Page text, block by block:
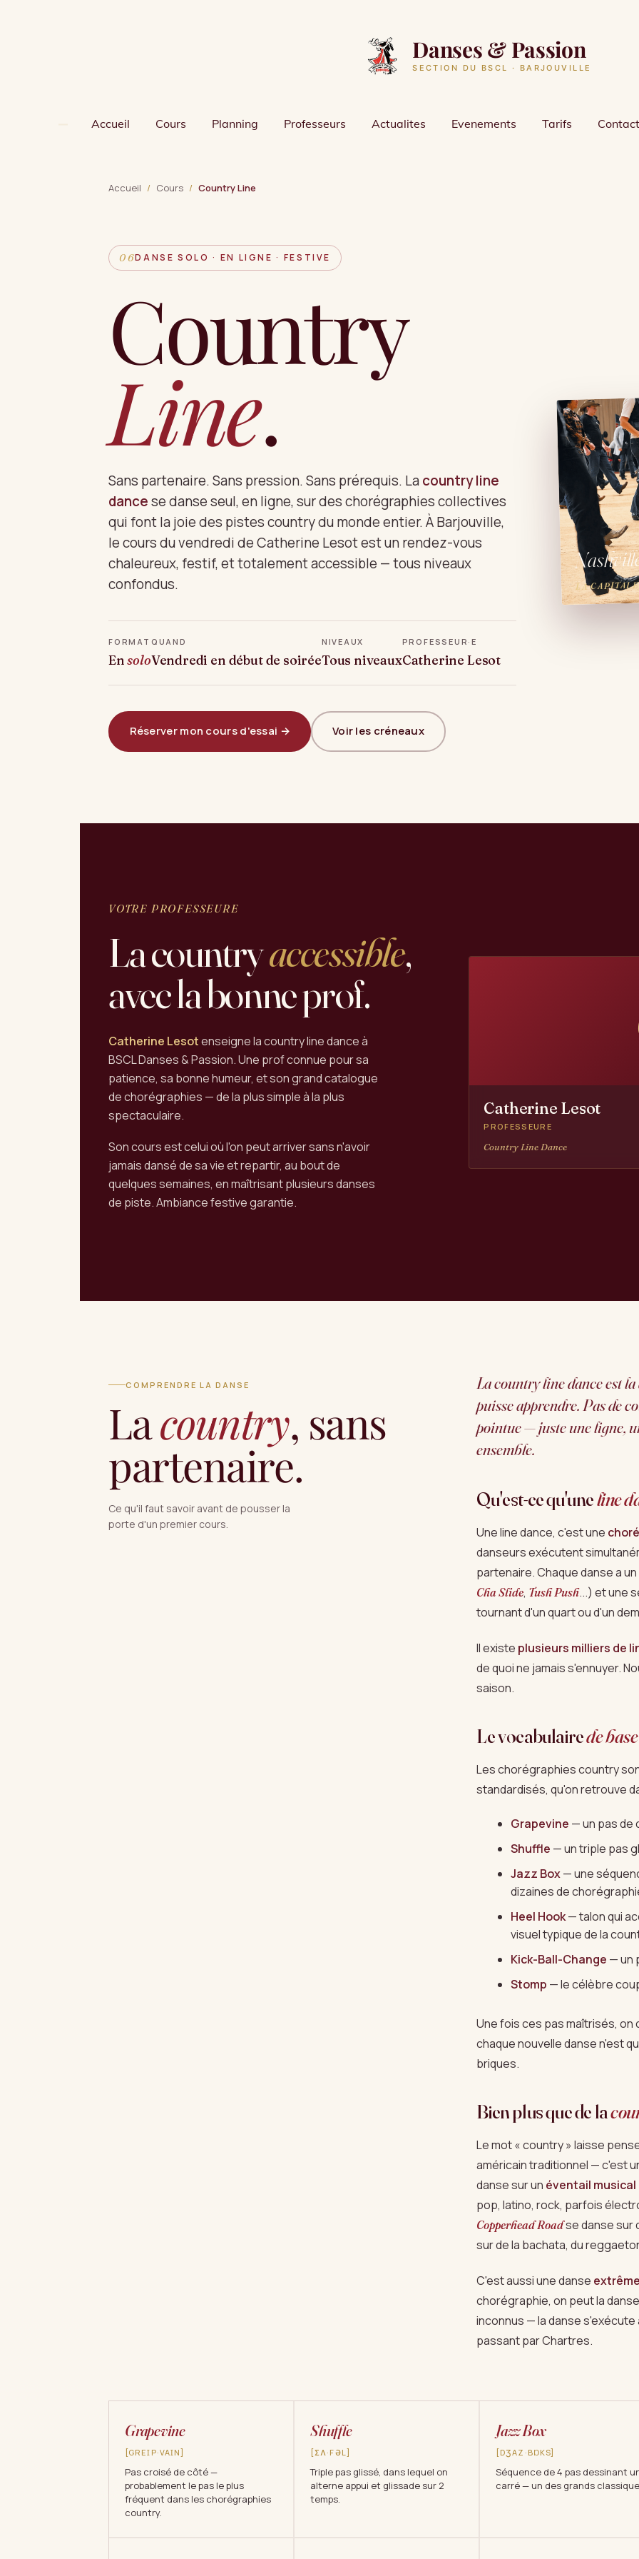
Danses & Passion
SECTION DU BSCL · BARJOUVILLE
Accueil Cours Planning Professeurs Actualites Evenements Tarifs
Accueil / Cours / Country Line
DANSE SOLO · EN LIGNE · FESTIVE
Country
Line.
Sans partenaire. Sans pression. Sans prérequis. Lacountry line
dancese danse seul, en ligne, sur des chorégraphies collectives
qui font la joie des pistes country du monde entier. À Barjouville,
le cours du vendredi de Catherine Lesot est un rendez-vous
chaleureux, festif, et totalement accessible — tous niveaux
confondus.
FORMAT
Ensolo
QUAND
Vendredi en début de soirée
NIVEAUX
Tous niveaux
PROFESSEUR·E
Catherine Lesot
Réserver mon cours d'essai → Voir les créneaux
LA
VOTRE PROFESSEURE
La countryaccessible,
avec la bonne prof.
Catherine Lesotenseigne la country line dance à
BSCL Danses & Passion. Une prof connue pour sa
patience, sa bonne humeur, et son grand catalogue
de chorégraphies — de la plus simple à la plus
spectaculaire.
Son cours est celui où l'on peut arriver sans n'avoir
jamais dansé de sa vie et repartir, au bout de
quelques semaines, en maîtrisant plusieurs danses
de piste. Ambiance festive garantie.
Catherine Lesot
PROFESSEURE
Country Line Dance
COMPRENDRE LA DANSE
Lacountry, sans
partenaire.
Ce qu'il faut savoir avant de pousser la
porte d'un premier cours.
La country line dance est
puisse apprendre. Pas de
pointue — juste une ligne,
ensemble.
Qu'est-ce qu'uneline
Une line dance, c'est une
danseurs exécutent
partenaire. Chaque danse a
Cha Slide, Tush Push...) et une
tournant d'un quart ou d'un
Il existe plusieurs milliers de
de quoi ne jamais s'ennuyer.
saison.
Le vocabulairede base
Les chorégraphies country
standardisés, qu'on retrouve
Grapevine — un pas de
Shuffle — un triple pas
Jazz Box— une
dizaines de
Heel Hook— talon qui
visuel typique de la
Kick-Ball-Change — un
Stomp — le célèbre
Une fois ces pas maîtrisés,
chaque nouvelle danse n'est
briques.
Bien plus que de la
Le mot « country » laisse
américain traditionnel — c'est
danse sur un éventail musical
pop, latino, rock, parfois
Copperhead Roadse danse sur
sur de la bachata, du
C'est aussi une danse
chorégraphie, on peut la
inconnus — la danse s'exécute
passant par Chartres.
Grapevine
[GREꞮP·VAꞮN]
Pas croisé de côté —
probablement le pas le plus
fréquent dans les chorégraphies
country.
Shuffle
[ƩɅ·FƏL]
Triple pas glissé, dans lequel on
alterne appui et glissade sur 2
temps.
Jazz Box
[DƷAZ·BⱰKS]
Séquence de 4 pas dessinant
carré — un des grands